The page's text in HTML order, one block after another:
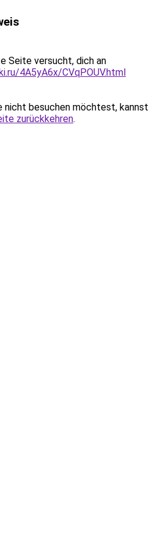
Seite versucht, dich an
4A5yA6x/CVqPOUV.html
nicht besuchen möchtest, kannst
zurückkehren.